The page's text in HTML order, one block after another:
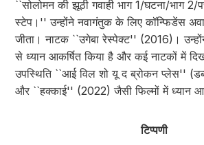
``सोलोमन की झूठी गवाही भाग 1/घटना/भाग 2/
स्टेप।'' उन्होंने नवागंतुक के लिए कॉन्फिडेंस
जीता। नाटक ``उगेबा रेस्पेक्ट'' (2016)।
से ध्यान आकर्षित किया है और कई नाटकों में
उपस्थिति ``आई विल शो यू द ब्रोकन प्लेस''
और ``हक्काई'' (2022) जैसी फिल्मों में ध्यान
टिप्पणी